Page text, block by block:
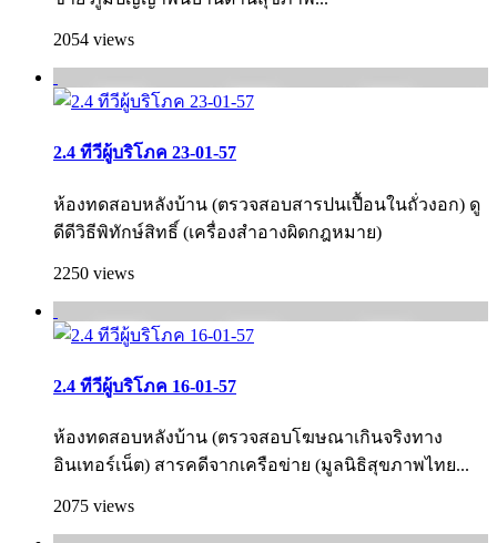
2054 views
2.4 ทีวีผู้บริโภค 23-01-57
ห้องทดสอบหลังบ้าน (ตรวจสอบสารปนเปื้อนในถั่วงอก) ดู
ดีดีวิธีพิทักษ์สิทธิ์ (เครื่องสำอางผิดกฎหมาย)
2250 views
2.4 ทีวีผู้บริโภค 16-01-57
ห้องทดสอบหลังบ้าน (ตรวจสอบโฆษณาเกินจริงทาง
อินเทอร์เน็ต) สารคดีจากเครือข่าย (มูลนิธิสุขภาพไทย...
2075 views